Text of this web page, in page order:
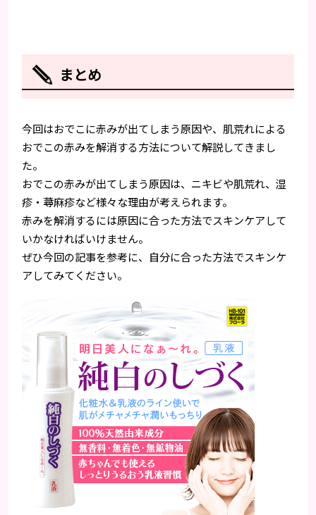
まとめ
今回はおでこに赤みが出てしまう原因や、肌荒れによる
おでこの赤みを解消する方法について解説してきまし
た。
おでこの赤みが出てしまう原因は、ニキビや肌荒れ、湿
疹・蕁麻疹など様々な理由が考えられます。
赤みを解消するには原因に合った方法でスキンケアして
いかなければいけません。
ぜひ今回の記事を参考に、自分に合った方法でスキンケ
アしてみてください。